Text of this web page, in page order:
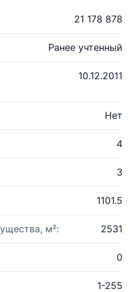
21 178 878
Ранее учтенный
10.12.2011
Нет
4
3
1101.5
м²: 2531
0
1-255